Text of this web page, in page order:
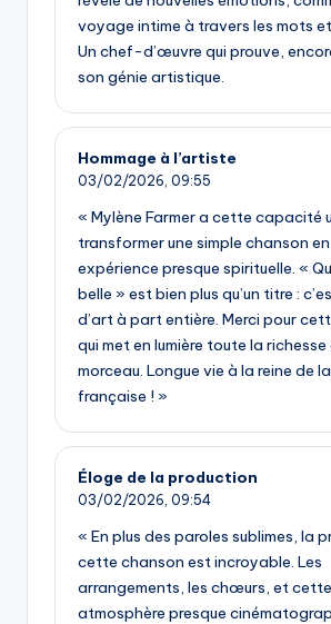
voyage intime à travers les mots
Un chef-d’œuvre qui prouve,
son génie artistique.
Hommage à l’artiste
03/02/2026, 09:55
« Mylène Farmer a cette capacité
transformer une simple chanson en
expérience presque spirituelle. «
belle » est bien plus qu’un titre :
d’art à part entière. Merci pour
qui met en lumière toute la richesse
morceau. Longue vie à la reine de
française ! »
Éloge de la production
03/02/2026, 09:54
« En plus des paroles sublimes, la
cette chanson est incroyable. Les
arrangements, les chœurs, et cette
atmosphère presque